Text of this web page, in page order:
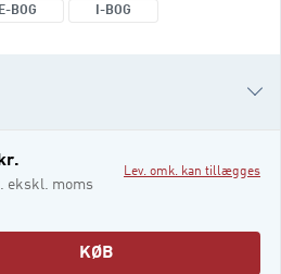
på væsentlige punkter. Læseren
j
E-BOG I-BOG
ekskl. moms
Lev. omk. kan tillægges
KØB